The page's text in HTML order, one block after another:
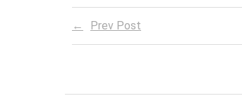
Prev Post